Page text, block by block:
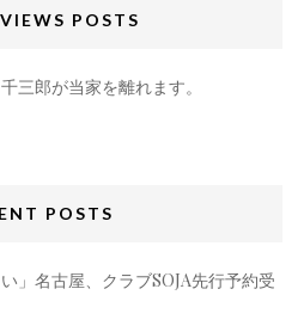
POSTS
三郎が当家を離れます。
POSTS
い」名古屋、クラブSOJA先行予約受